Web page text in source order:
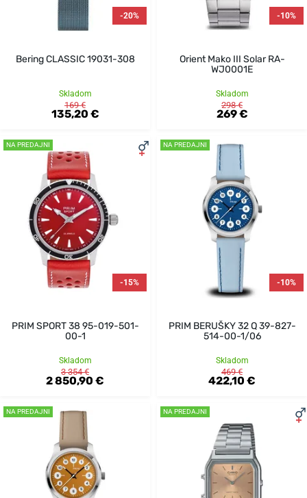
-20%
Bering CLASSIC 19031-308
Skladom
169 €
135,20 €
-10%
Orient Mako III Solar RA-
WJ0001E
Skladom
298 €
269 €
NA PREDAJNI
-15%
PRIM SPORT 38 95-019-501-
00-1
Skladom
3 354 €
2 850,90 €
NA PREDAJNI
-10%
PRIM BERUŠKY 32 Q 39-827-
514-00-1/06
Skladom
469 €
422,10 €
NA PREDAJNI NA PREDAJNI